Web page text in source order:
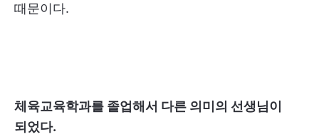
때문이다.
체육교육학과를 졸업해서 다른 의미의 선생님이
되었다.